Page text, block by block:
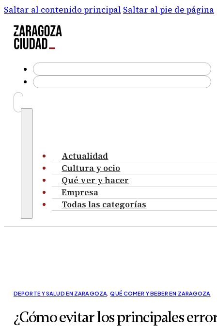
Saltar al contenido principal Saltar al pie de página
Actualidad
Cultura y ocio
Qué ver y hacer
Empresa
Todas las categorías
DEPORTE Y SALUD EN ZARAGOZA, QUÉ COMER Y BEBER EN ZARAGOZA
¿Cómo evitar los principales